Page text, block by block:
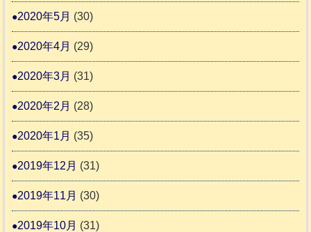
2020年5月 (30)
2020年4月 (29)
2020年3月 (31)
2020年2月 (28)
2020年1月 (35)
2019年12月 (31)
2019年11月 (30)
2019年10月 (31)